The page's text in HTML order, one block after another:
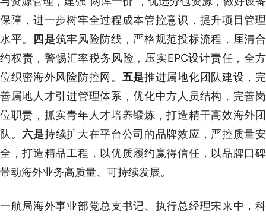
保障，进一步树牢全过程成本管控意识，提升项目管理
水平。
四是筑牢风险防线，严格规范投标流程，厘清合
约权责，警惕汇率税务风险，压实EPC设计责任，全方
位织密海外风险防控网。 五是推进属地化团队建设，完
善属地人才引进管理体系，优化中方人员结构，完善岗
位职责，抓实青年人才培养锻炼，打造精干高效海外团
队。 六是持续扩大在平台公司的品牌效应，严控质量安
全，打造精品工程，以优质履约赢得信任，以品牌口碑
带动海外业务高质量、可持续发展。
一航局海外事业部党总支书记、执行总经理宋来中，科